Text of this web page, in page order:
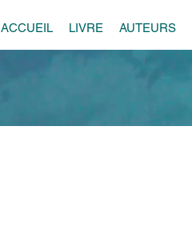
ACCUEIL LIVRE AUTEURS